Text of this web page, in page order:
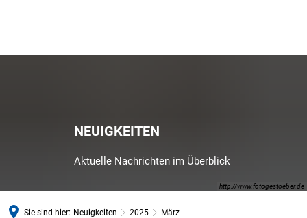
http://www.fotogestoeber.de
NEUIGKEITEN
Aktuelle Nachrichten im Überblick
Sie sind hier: Neuigkeiten 2025
März